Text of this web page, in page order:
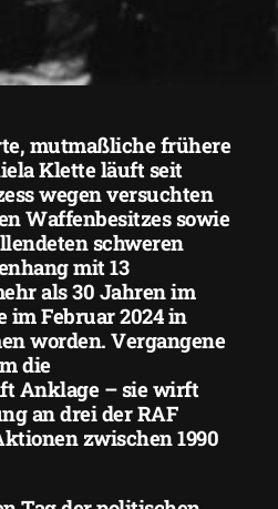
mutmaßliche frühere
Klette läuft seit
wegen versuchten
Waffenbesitzes sowie
schweren
mit 13
als 30 Jahren im
im Februar 2024 in
worden. Vergangene
die
Anklage – sie wirft
an drei der RAF
zwischen 1990